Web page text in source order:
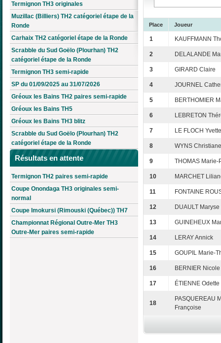
Termignon TH3 originales
Muzillac (Billiers) TH2 catégoriel étape de la
Ronde
Carhaix TH2 catégoriel étape de la Ronde
Scrabble du Sud Goëlo (Plourhan) TH2
catégoriel étape de la Ronde
Termignon TH3 semi-rapide
SP du 01/09/2025 au 31/07/2026
Gréoux les Bains TH2 paires semi-rapide
Gréoux les Bains TH5
Gréoux les Bains TH3 blitz
Scrabble du Sud Goëlo (Plourhan) TH2
catégoriel étape de la Ronde
Résultats en attente
Termignon TH2 paires semi-rapide
Coupe Onondaga TH3 originales semi-
normal
Coupe Imokursi (Rimouski (Québec)) TH7
Championnat Régional Outre-Mer TH3
Outre-Mer paires semi-rapide
Place Joueur
1 KAUFFMANN
2 DELALANDE
3 GIRARD Claire
4 JOURNEL
5 BERTHOMIER
6 LEBRETON
7 LE FLOCH Yvette
8 WYNS Christiane
9 THOMAS Marie-
10 MARCHET
11 FONTAINE
12 DUAULT Maryse
13 GUINEHEUX
14 LERAY Annick
15 GOUPIL Marie-
16 BERNIER Nicole
17 ÉTIENNE Odette
18
PASQUEREAU
Françoise